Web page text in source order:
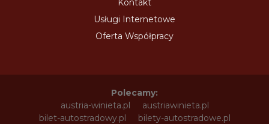
Kontakt
Usługi Internetowe
Oferta Współpracy
Polecamy:
austria-winieta.pl
austriawinieta.pl
bilet-autostradowy.pl
bilety-autostradowe.pl